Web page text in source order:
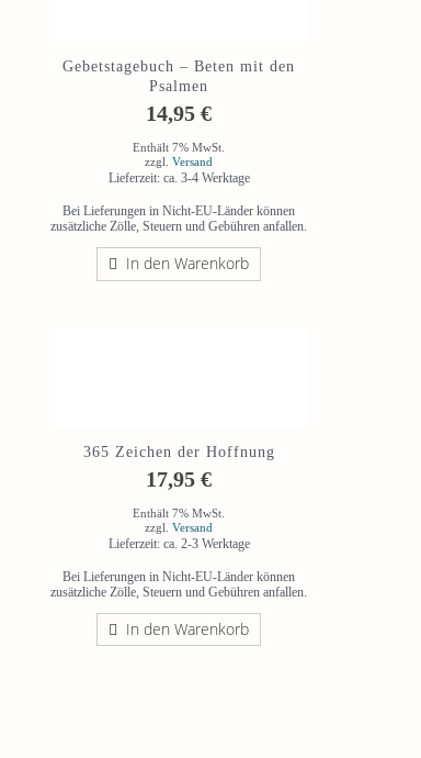
Gebetstagebuch – Beten mit den
Psalmen
14,95€
Enthält 7% MwSt.
zzgl.Versand
Lieferzeit: ca. 3-4 Werktage
Bei Lieferungen in Nicht-EU-Länder können
zusätzliche Zölle, Steuern und Gebühren anfallen.
In den Warenkorb
365 Zeichen der Hoffnung
17,95€
Enthält 7% MwSt.
zzgl.Versand
Lieferzeit: ca. 2-3 Werktage
Bei Lieferungen in Nicht-EU-Länder können
zusätzliche Zölle, Steuern und Gebühren anfallen.
In den Warenkorb